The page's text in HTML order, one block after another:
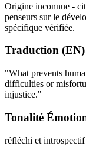
Origine inconnue -
penseurs sur le
spécifique vérifiée.
Traduction (EN)
"What prevents
difficulties or
injustice."
Tonalité
réfléchi et introspectif